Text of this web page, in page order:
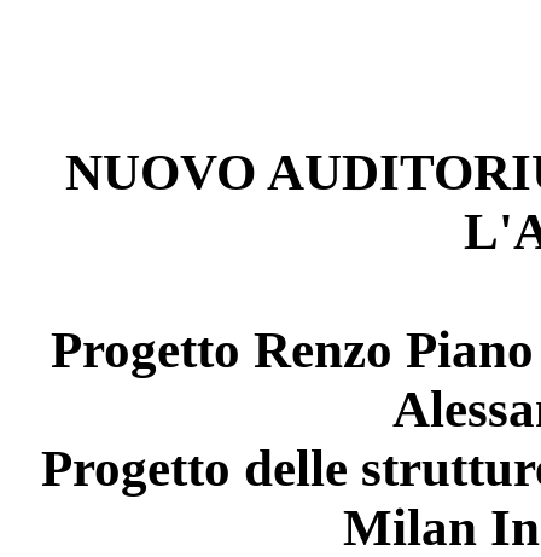
NUOVO
Progetto Renzo
Progetto delle
Milan